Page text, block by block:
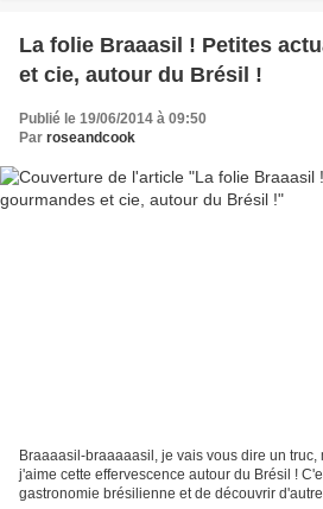
La folie Braaasil ! Petites
et cie, autour du Brésil !
Publié le 19/06/2014 à 09:50
Par roseandcook
Braaaasil-braaaaasil, je vais vous dire un truc,
j'aime cette effervescence autour du Brésil !
gastronomie brésilienne et de découvrir